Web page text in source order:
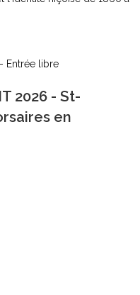
Entrée libre
2026 - St-
en